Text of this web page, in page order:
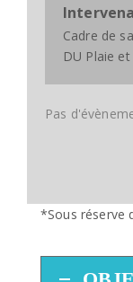
Cadre de
DU Plaie
Pas
*Sous réserve